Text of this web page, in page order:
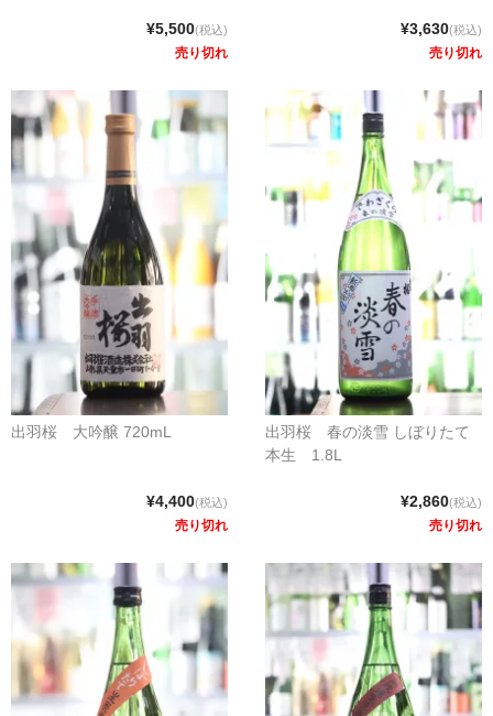
¥5,500(税込)
売り切れ
¥3,630(税込)
売り切れ
出羽桜 大吟醸 720mL
¥4,400(税込)
売り切れ
出羽桜 春の淡雪 しぼりたて
本生 1.8L
¥2,860(税込)
売り切れ